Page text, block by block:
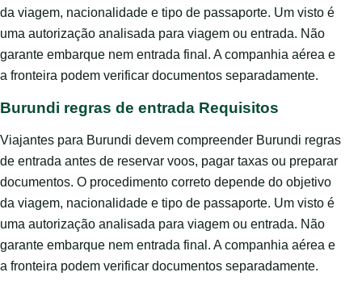
da viagem, nacionalidade e tipo de passaporte. Um visto é
uma autorização analisada para viagem ou entrada. Não
garante embarque nem entrada final. A companhia aérea e
a fronteira podem verificar documentos separadamente.
Burundi regras de entrada Requisitos
Viajantes para Burundi devem compreender Burundi regras
de entrada antes de reservar voos, pagar taxas ou preparar
documentos. O procedimento correto depende do objetivo
da viagem, nacionalidade e tipo de passaporte. Um visto é
uma autorização analisada para viagem ou entrada. Não
garante embarque nem entrada final. A companhia aérea e
a fronteira podem verificar documentos separadamente.